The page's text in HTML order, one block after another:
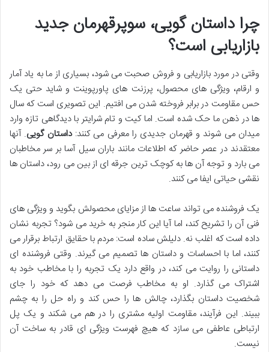
چرا داستان گویی، سوپرقهرمان جدید
بازاریابی است؟
وقتی در مورد بازاریابی و فروش صحبت می شود، بسیاری از ما به یاد آمار
و ارقام، ویژگی های محصول، پرزنت های پاورپوینت و شاید حتی یک
حس مقاومت در برابر فروخته شدن می افتیم. این تصویری است که سال
ها در ذهن ما حک شده است. اما کیت و تام شرایتر با دیدگاهی تازه وارد
میدان می شوند و قهرمان جدیدی را معرفی می کنند:داستان گویی. آنها
معتقدند در عصر حاضر که اطلاعات مانند باران سیل آسا بر سر مخاطبان
می بارد و توجه آن ها به کوچک ترین جرقه ای از بین می رود، داستان ها
نقشی حیاتی ایفا می کنند.
یک فروشنده می تواند ساعت ها از مزایای محصولش بگوید و ویژگی های
فنی آن را تشریح کند، اما آیا این کار منجر به خرید می شود؟ تجربه نشان
داده است که اغلب نه. دلیلش ساده است: مردم با حقایق ارتباط برقرار می
کنند، اما با احساسات و داستان ها تصمیم می گیرند. وقتی فروشنده ای
داستانی را روایت می کند، در واقع دارد یک تجربه را با مخاطب خود به
اشتراک می گذارد. او به مخاطب فرصت می دهد که خود را جای
شخصیت داستان بگذارد، چالش ها را حس کند و راه حل را به چشم
ببیند. این فرآیند، مقاومت اولیه مشتری را در هم می شکند و یک پل
ارتباطی عاطفی می سازد که هیچ فهرست ویژگی ای قادر به ساخت آن
نیست.